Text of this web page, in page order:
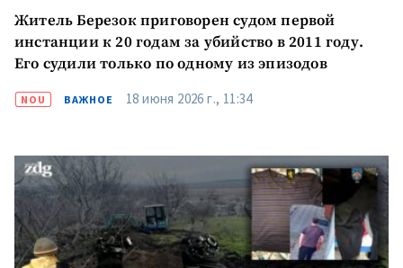
Житель Березок приговорен судом первой
инстанции к 20 годам за убийство в 2011 году.
Его судили только по одному из эпизодов
NOU ВАЖНОЕ 18 июня 2026 г., 11:34